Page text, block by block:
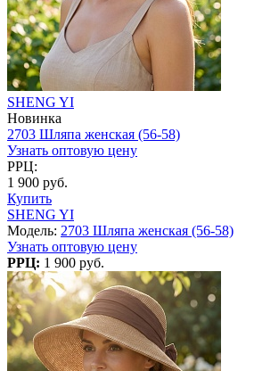
SHENG YI
Новинка
2703 Шляпа женская (56-58)
Узнать оптовую цену
РРЦ:
1 900 руб.
Купить
SHENG YI
Модель: 2703 Шляпа женская (56-58)
Узнать оптовую цену
РРЦ: 1 900 руб.